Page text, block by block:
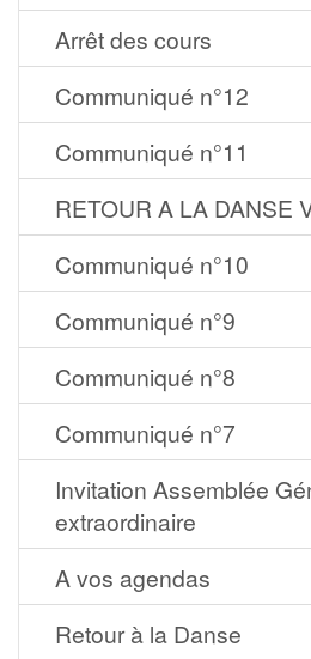
Arrêt des cours
Communiqué n°12
Communiqué n°11
RETOUR A LA DANSE
Communiqué n°10
Communiqué n°9
Communiqué n°8
Communiqué n°7
Invitation Assemblée
extraordinaire
A vos agendas
Retour à la Danse